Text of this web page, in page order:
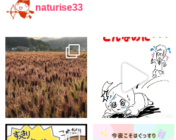
naturise33